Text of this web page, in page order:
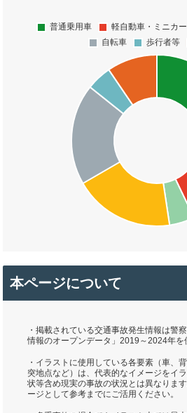
本ページについて
・掲載されている交通事故発生情報は警
情報のオープンデータ」2019～2024年を
・イラストに使用している各要素（車、
突地点など）は、代表的なイメージをイ
状等含め現実の事故の状況とは異なりま
ージとして参考までにご活用ください。